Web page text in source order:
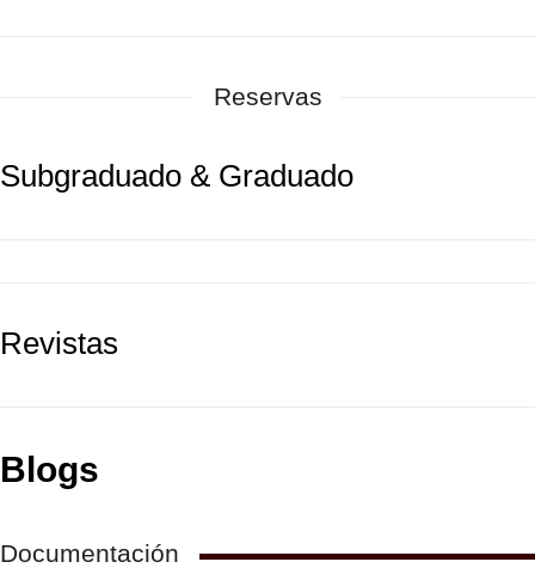
Reservas
Subgraduado & Graduado
Revistas
Blogs
Documentación